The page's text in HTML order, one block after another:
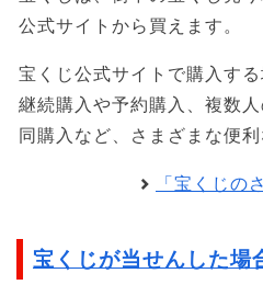
公式サイトから買えます。
宝くじ公式サイトで購入す
継続購入や予約購入、複数
同購入など、さまざまな便
「宝くじの
宝くじが当せんした場